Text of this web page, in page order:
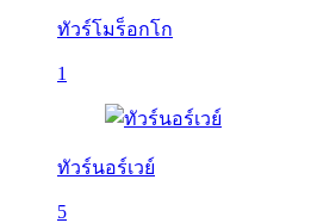
ทัวร์โมร็อกโก
1
ทัวร์นอร์เวย์
5